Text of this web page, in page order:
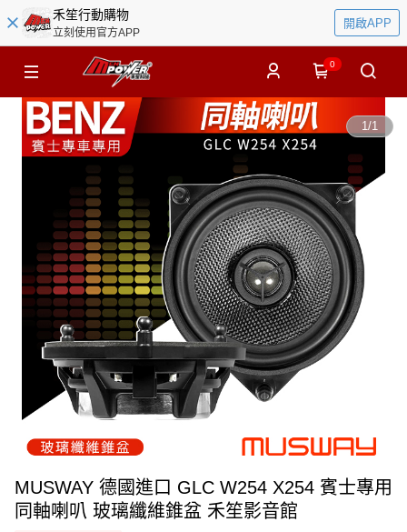
禾笙行動購物
立刻使用官方APP
開啟APP
0
1/1
MUSWAY 德國進口 GLC W254 X254 賓士專用
同軸喇叭 玻璃纖維錐盆 禾笙影音館